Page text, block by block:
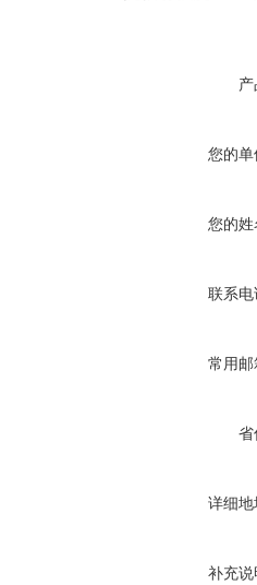
您的单
您的姓
联系电
常用邮
省
详细地
补充说